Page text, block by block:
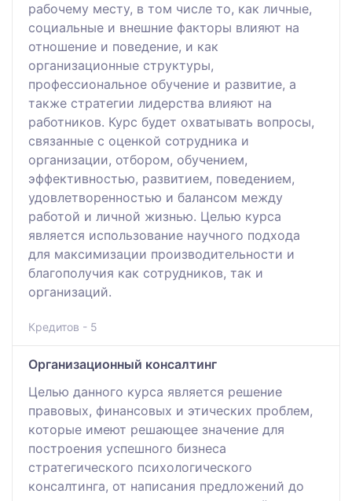
рабочему месту, в том числе то, как личные,
социальные и внешние факторы влияют на
отношение и поведение, и как
организационные структуры,
профессиональное обучение и развитие, а
также стратегии лидерства влияют на
работников. Курс будет охватывать вопросы,
связанные с оценкой сотрудника и
организации, отбором, обучением,
эффективностью, развитием, поведением,
удовлетворенностью и балансом между
работой и личной жизнью. Целью курса
является использование научного подхода
для максимизации производительности и
благополучия как сотрудников, так и
организаций.
Кредитов - 5
Организационный консалтинг
Целью данного курса является решение
правовых, финансовых и этических проблем,
которые имеют решающее значение для
построения успешного бизнеса
стратегического психологического
консалтинга, от написания предложений до